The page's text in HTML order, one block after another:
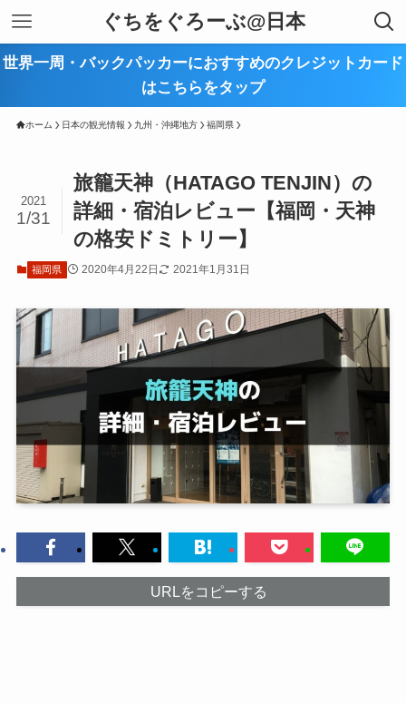
ぐちをぐろーぶ@日本
世界一周・バックパッカーにおすすめのクレジットカード
はこちらをタップ
ホーム 日本の観光情報 九州・沖縄地方 福岡県
旅籠天神（HATAGO TENJIN）の
詳細・宿泊レビュー【福岡・天神
の格安ドミトリー】
2021
1/31
福岡県 2020年4月22日 2021年1月31日
URLをコピーする